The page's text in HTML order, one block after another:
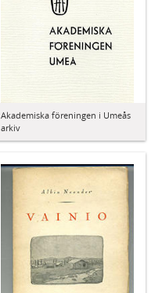
Akademiska föreningen i Umeås
arkiv